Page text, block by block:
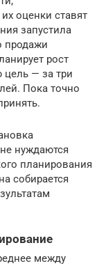
оценки ставят
запустила
продажи
рост
цель — за три
Пока точно
нуждаются
планирования
собирается
между